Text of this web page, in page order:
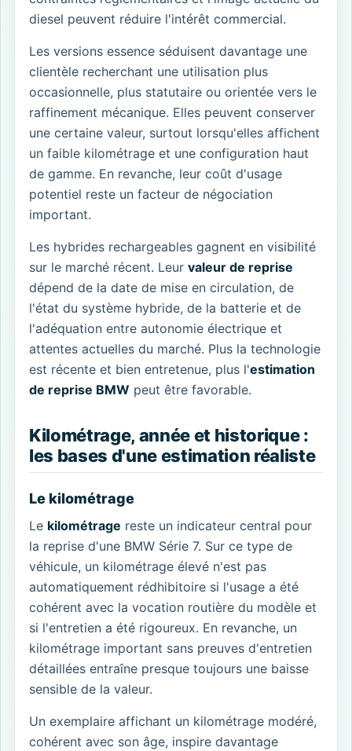
diesel peuvent réduire l'intérêt commercial.
Les versions essence séduisent davantage une
clientèle recherchant une utilisation plus
occasionnelle, plus statutaire ou orientée vers le
raffinement mécanique. Elles peuvent conserver
une certaine valeur, surtout lorsqu'elles affichent
un faible kilométrage et une configuration haut
de gamme. En revanche, leur coût d'usage
potentiel reste un facteur de négociation
important.
Les hybrides rechargeables gagnent en visibilité
sur le marché récent. Leur valeur de reprise
dépend de la date de mise en circulation, de
l'état du système hybride, de la batterie et de
l'adéquation entre autonomie électrique et
attentes actuelles du marché. Plus la technologie
est récente et bien entretenue, plus l'estimation
de reprise BMW peut être favorable.
Kilométrage, année et historique :
les bases d'une estimation réaliste
Le kilométrage
Le kilométrage reste un indicateur central pour
la reprise d'une BMW Série 7. Sur ce type de
véhicule, un kilométrage élevé n'est pas
automatiquement rédhibitoire si l'usage a été
cohérent avec la vocation routière du modèle et
si l'entretien a été rigoureux. En revanche, un
kilométrage important sans preuves d'entretien
détaillées entraîne presque toujours une baisse
sensible de la valeur.
Un exemplaire affichant un kilométrage modéré,
cohérent avec son âge, inspire davantage